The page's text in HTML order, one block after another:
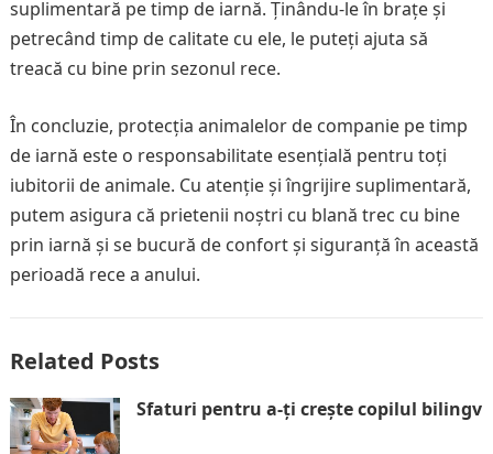
suplimentară pe timp de iarnă. Ținându-le în brațe și
petrecând timp de calitate cu ele, le puteți ajuta să
treacă cu bine prin sezonul rece.
În concluzie, protecția animalelor de companie pe timp
de iarnă este o responsabilitate esențială pentru toți
iubitorii de animale. Cu atenție și îngrijire suplimentară,
putem asigura că prietenii noștri cu blană trec cu bine
prin iarnă și se bucură de confort și siguranță în această
perioadă rece a anului.
Related Posts
Sfaturi pentru a-ți crește copilul bilingv